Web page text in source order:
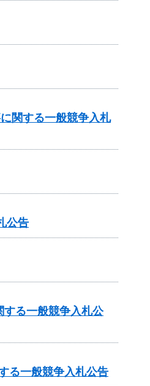
関する一般競争入札
公告
る一般競争入札公
る一般競争入札公告